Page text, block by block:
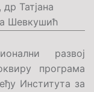
Татјана
Шевкушић
развој
програма
Института за